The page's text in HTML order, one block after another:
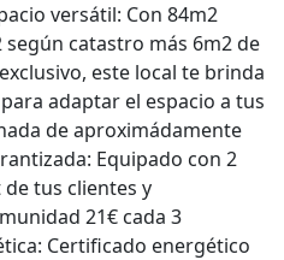
versátil: Con 84m2
catastro más 6m2 de
este local te brinda
adaptar el espacio a tus
de aproximádamente
Equipado con 2
tus clientes y
21€ cada 3
Certificado energético